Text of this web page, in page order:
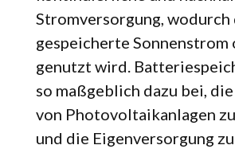
Stromversorgung, wodurch
gespeicherte Sonnenstrom
genutzt wird.
so maßgeblich dazu bei,
von Photovoltaikanlagen
und die Eigenversorgung